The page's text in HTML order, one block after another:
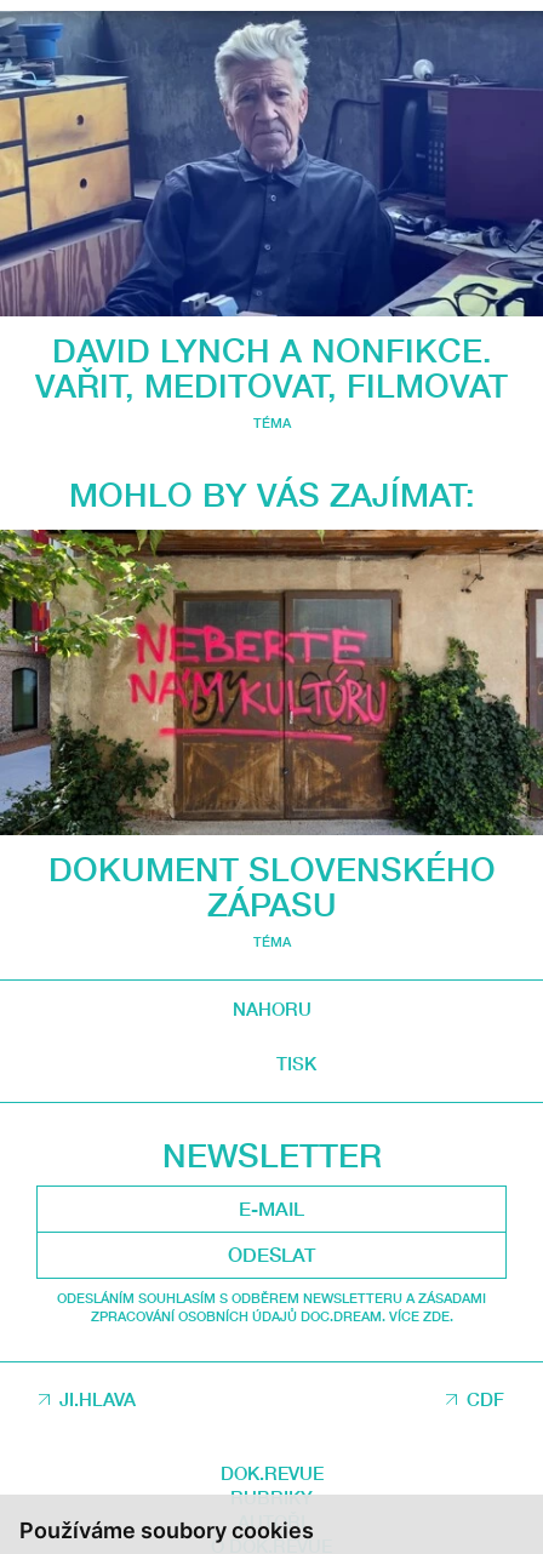
Používáme soubory cookies
DAVID LYNCH A NONFIKCE.
VAŘIT, MEDITOVAT, FILMOVAT
TÉMA
MOHLO BY VÁS ZAJÍMAT:
DOKUMENT SLOVENSKÉHO
ZÁPASU
TÉMA
NAHORU
TISK
NEWSLETTER
ODESLAT
ODESLÁNÍM SOUHLASÍM S ODBĚREM NEWSLETTERU A ZÁSADAMI
ZPRACOVÁNÍ OSOBNÍCH ÚDAJŮ DOC.DREAM. VÍCE ZDE.
JI.HLAVA CDF
DOK.REVUE
RUBRIKY
AUTOŘI
O DOK.REVUE